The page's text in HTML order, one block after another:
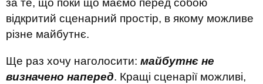
за те, що поки що маємо перед собою
відкритий сценарний простір, в якому можливе
різне майбутнє.
Ще раз хочу наголосити: майбутнє не
визначено наперед. Кращі сценарії можливі,